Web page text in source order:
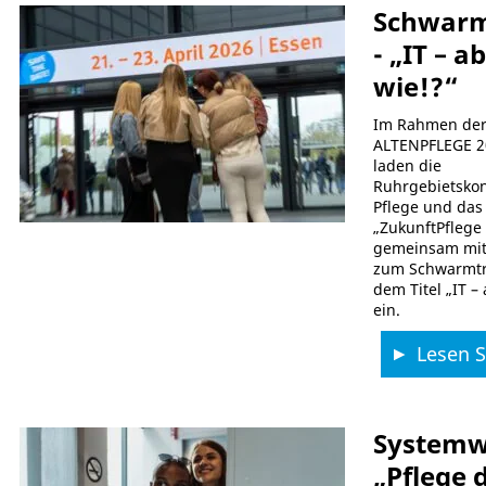
- „IT –
wie!?“
Im Rahmen der
ALTENPFLEGE
laden die
Pflege und
„ZukunftPflege
gemeinsam
zum
dem Titel „IT –
ein.
Lesen
„Pflege